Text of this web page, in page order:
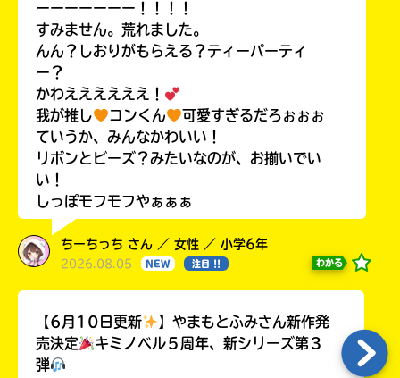
ーーーーーーー！！！！
すみません。荒れました。
んん？しおりがもらえる？ティーパーティ
ー？
かわええええええ！
我が推し
コンくん
可愛すぎるだろぉぉぉ
ていうか、みんなかわいい！
リボンとビーズ？みたいなのが、お揃いでい
い！
しっぽモフモフやぁぁぁ
ちーちっち さん ／ 女性 ／ 小学6年
2026.08.05 NEW 注目 !! わかる
【6月10日更新
】やまもとふみさん新作発
売決定
キミノベル５周年、新シリーズ第３
弾